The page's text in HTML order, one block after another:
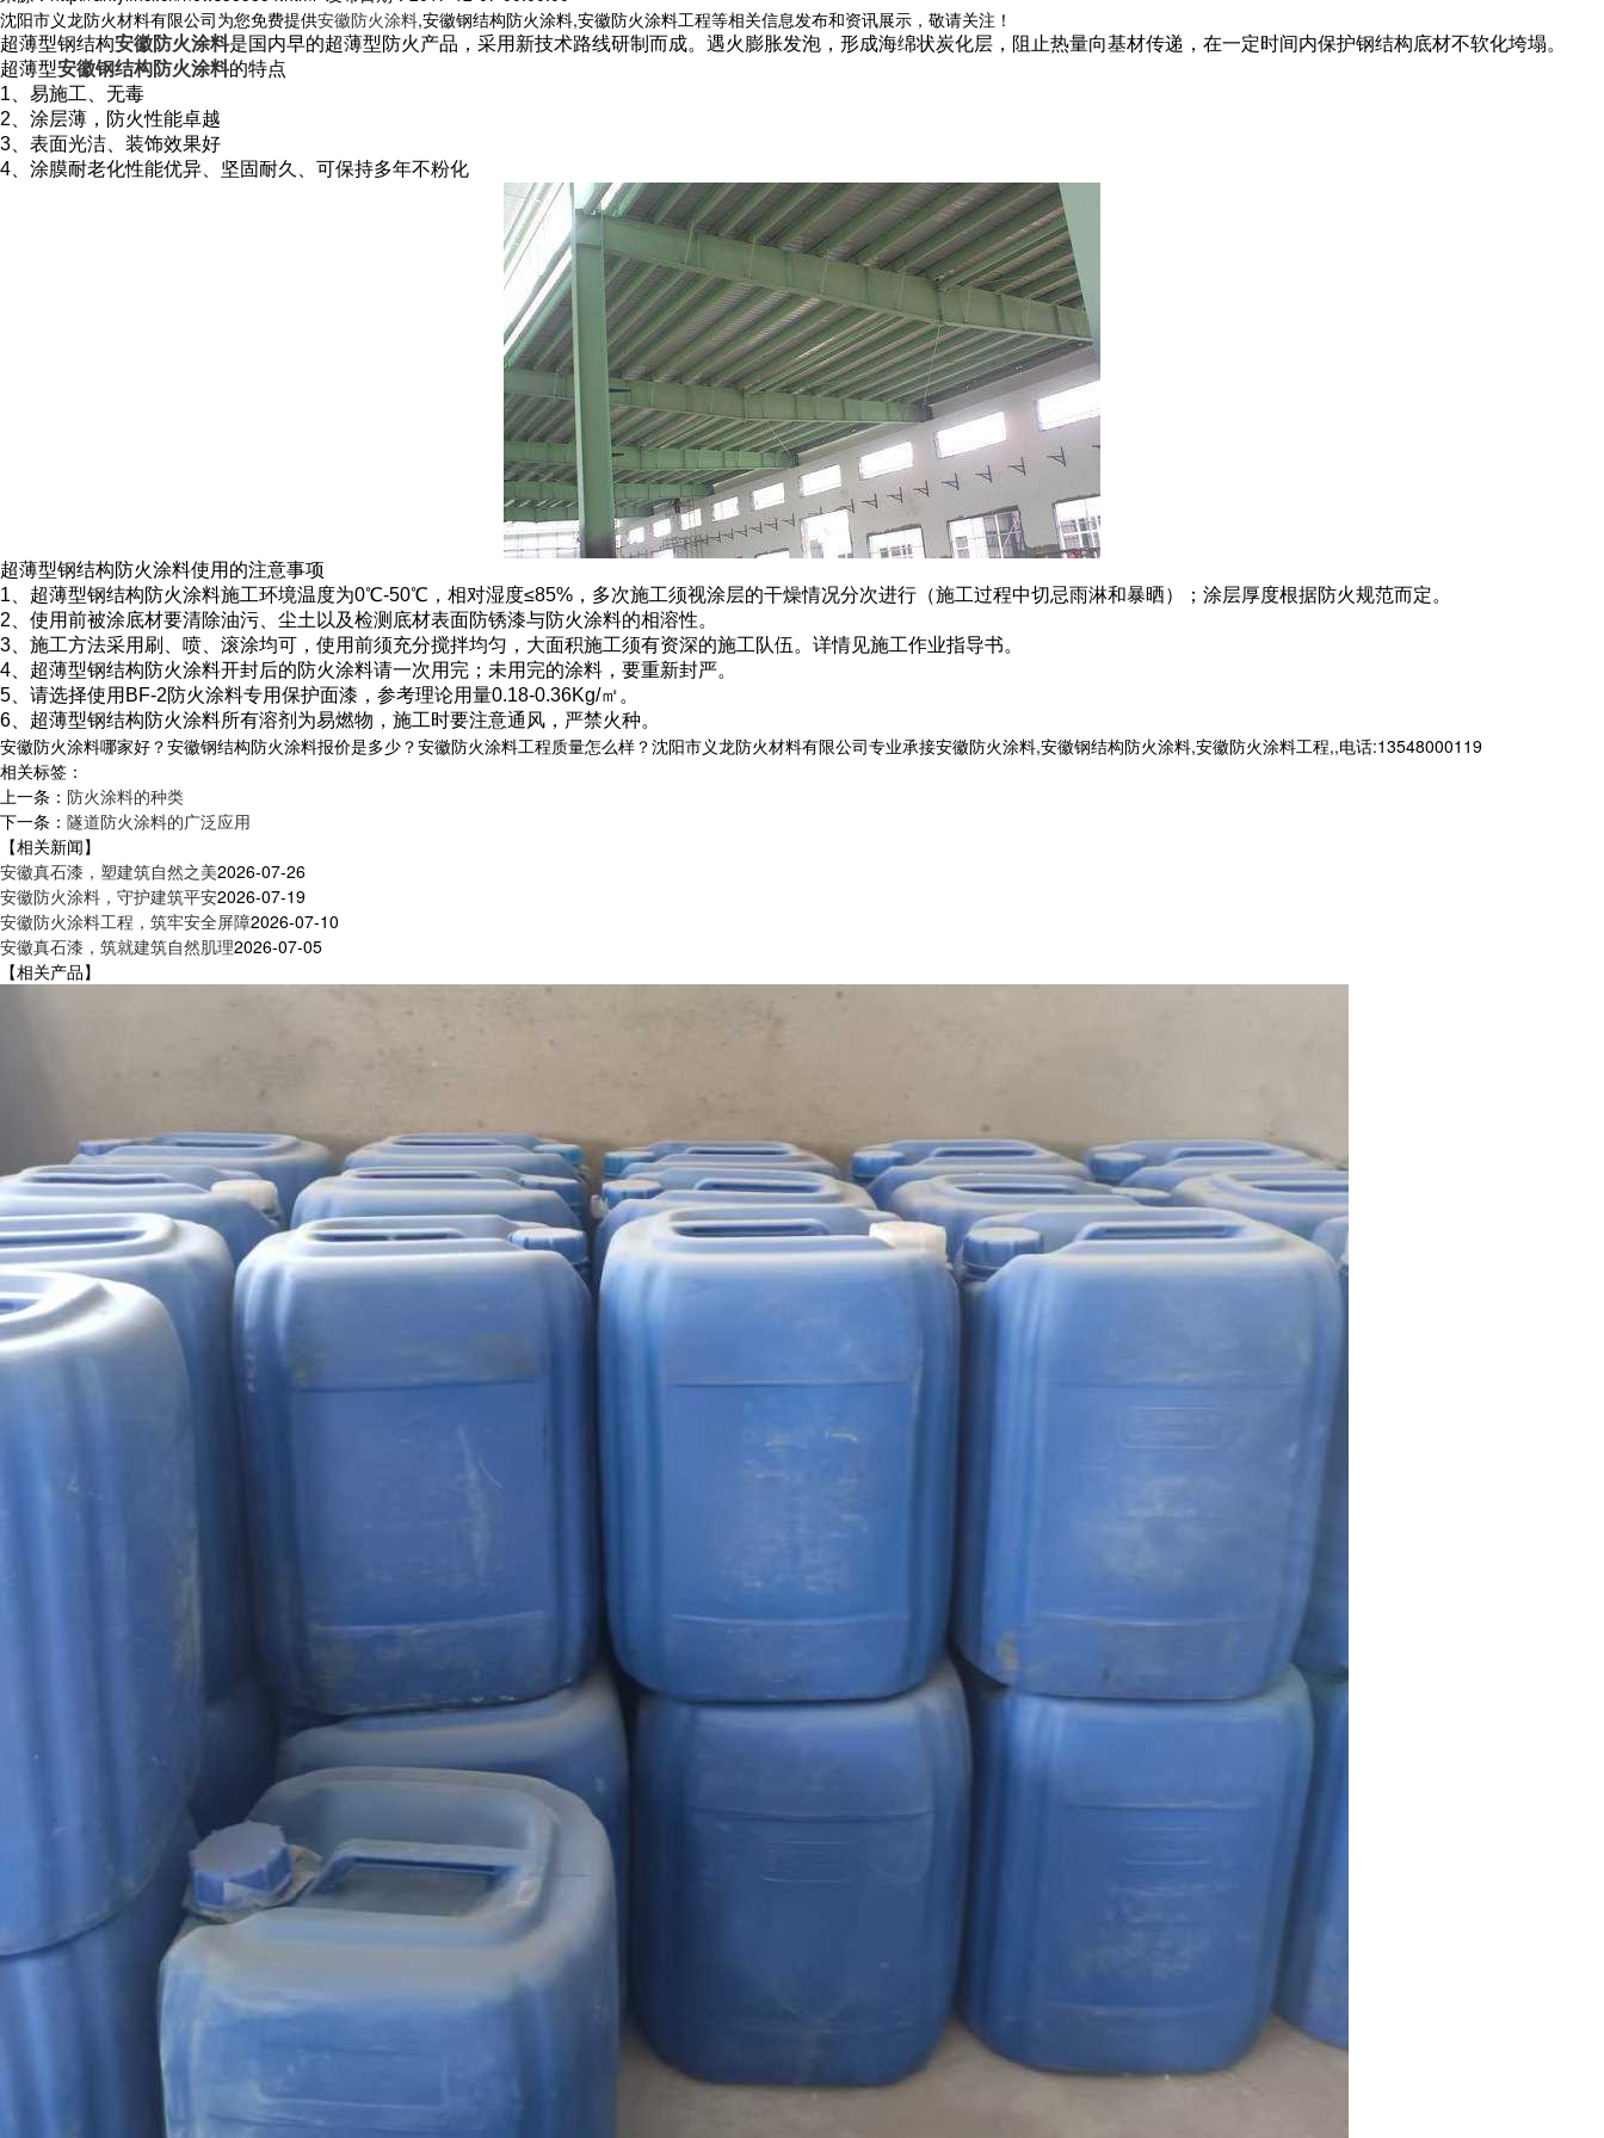
沈阳市义龙防火材料有限公司为您免费提供安徽防火涂料,安徽钢结构防火涂料,安徽防火涂料工程等相关信息发布和资讯展示，敬请关注！
超薄型钢结构安徽防火涂料是国内早的超薄型防火产品，采用新技术路线研制而成。遇火膨胀发泡，形成海绵状炭化层，阻止热量向基材传递，在一定时间内保护钢结构底材不软化垮塌。
超薄型安徽钢结构防火涂料的特点
1、易施工、无毒
2、涂层薄，防火性能卓越
3、表面光洁、装饰效果好
4、涂膜耐老化性能优异、坚固耐久、可保持多年不粉化
超薄型钢结构防火涂料使用的注意事项
1、超薄型钢结构防火涂料施工环境温度为0℃-50℃，相对湿度≤85%，多次施工须视涂层的干燥情况分次进行（施工过程中切忌雨淋和暴晒）；涂层厚度根据防火规范而定。
2、使用前被涂底材要清除油污、尘土以及检测底材表面防锈漆与防火涂料的相溶性。
3、施工方法采用刷、喷、滚涂均可，使用前须充分搅拌均匀，大面积施工须有资深的施工队伍。详情见施工作业指导书。
4、超薄型钢结构防火涂料开封后的防火涂料请一次用完；未用完的涂料，要重新封严。
5、请选择使用BF-2防火涂料专用保护面漆，参考理论用量0.18-0.36Kg/㎡。
6、超薄型钢结构防火涂料所有溶剂为易燃物，施工时要注意通风，严禁火种。
安徽防火涂料哪家好？安徽钢结构防火涂料报价是多少？安徽防火涂料工程质量怎么样？沈阳市义龙防火材料有限公司专业承接安徽防火涂料,安徽钢结构防火涂料,安徽防火涂料工程,,电话:13548000119
相关标签：
上一条： 防火涂料的种类
下一条： 隧道防火涂料的广泛应用
【相关新闻】
安徽真石漆，塑建筑自然之美2026-07-26
安徽防火涂料，守护建筑平安2026-07-19
安徽防火涂料工程，筑牢安全屏障2026-07-10
安徽真石漆，筑就建筑自然肌理2026-07-05
【相关产品】